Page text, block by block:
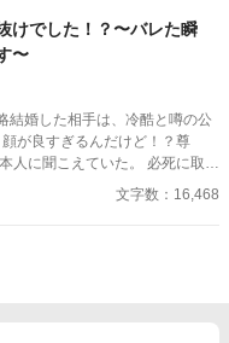
けでした！？〜バレた瞬
〜
結婚した相手は、冷酷と噂の公
内実況を止めるたび、旦那様は
文字数：16,468